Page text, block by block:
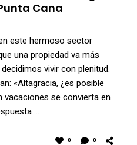
Cana
este hermoso sector
una propiedad va más
vivir con plenitud.
«Altagracia, ¿es posible
vacaciones se convierta en
…
0 0